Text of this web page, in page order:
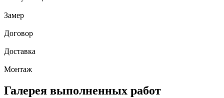
Замер
Договор
Доставка
Монтаж
Галерея выполненных работ